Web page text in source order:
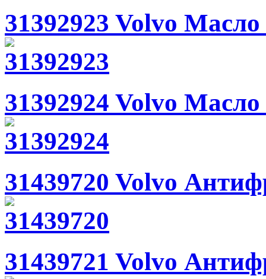
31392923 Volvo
31392924 Volvo
31439720 Volvo
31439721 Volvo